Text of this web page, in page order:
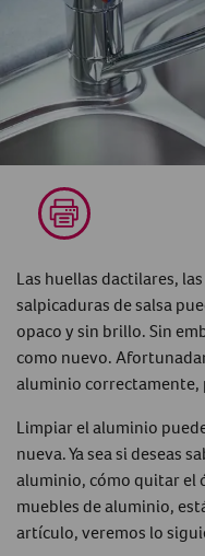
Las huellas dactilares,
salpicaduras de salsa
opaco y sin brillo. Sin
como nuevo.
aluminio correctamente,
Limpiar el aluminio
nueva. Ya sea si deseas
aluminio, cómo quitar el
muebles de aluminio,
artículo, veremos lo